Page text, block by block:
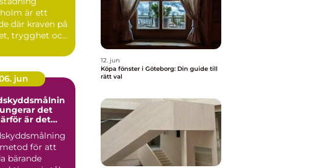
är ett
där kraven på
trygghet oc...
jun
är det
för att
bärande
12. jun
Köpa fönster i Göteborg: Din guide till
rätt val